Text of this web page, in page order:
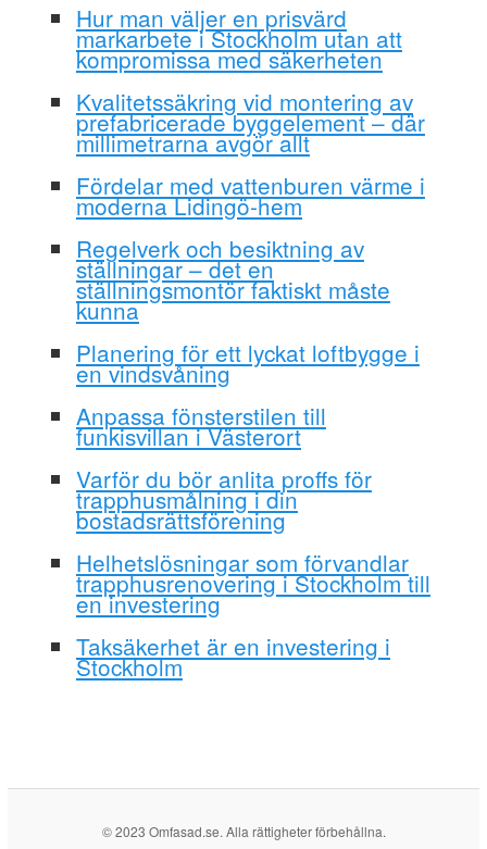
Hur man väljer en prisvärd
markarbete i Stockholm utan att
kompromissa med säkerheten
Kvalitetssäkring vid montering av
prefabricerade byggelement – där
millimetrarna avgör allt
Fördelar med vattenburen värme i
moderna Lidingö-hem
Regelverk och besiktning av
ställningar – det en
ställningsmontör faktiskt måste
kunna
Planering för ett lyckat loftbygge i
en vindsvåning
Anpassa fönsterstilen till
funkisvillan i Västerort
Varför du bör anlita proffs för
trapphusmålning i din
bostadsrättsförening
Helhetslösningar som förvandlar
trapphusrenovering i Stockholm till
en investering
Taksäkerhet är en investering i
Stockholm
© 2023 Omfasad.se. Alla rättigheter förbehållna.